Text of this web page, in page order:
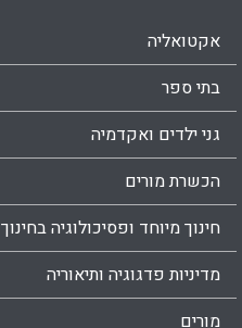
אקטואליה
בתי ספר
גני ילדים ואקדמיה
הכשרת מורים
חינוך מיוחד ופסיכולוגיה בחינוך
מדיניות פדגוגיה ותיאוריה
מורים